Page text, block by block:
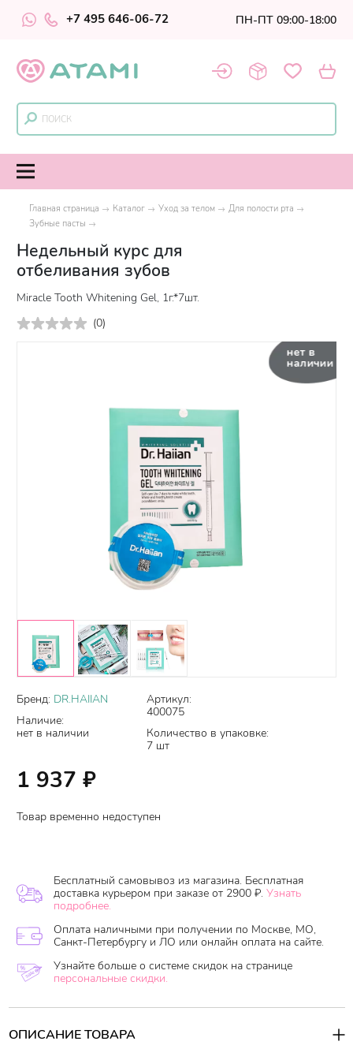
+7 495 646-06-72 ПН-ПТ 09:00-18:00
Главная страница Каталог Уход за телом
Для полости рта
Зубные пасты
Недельный курс для
отбеливания зубов
Miracle Tooth Whitening Gel, 1г.*7шт.
(0)
нет в
наличии
Бренд: DR.HAIIAN
Наличие:
нет в наличии
Артикул:
400075
Количество в упаковке:
7 шт
1 937 ₽
Товар временно недоступен
Бесплатный самовывоз из магазина. Бесплатная
доставка курьером при заказе от 2900 ₽. Узнать
подробнее.
Оплата наличными при получении по Москве, МО,
Санкт-Петербургу и ЛО или онлайн оплата на сайте.
Узнайте больше о системе скидок на странице
персональные скидки.
ОПИСАНИЕ ТОВАРА